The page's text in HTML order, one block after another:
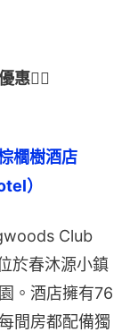
櫚樹酒店
）
Club
於春沐源小鎮
。酒店擁有76
間房都配備獨